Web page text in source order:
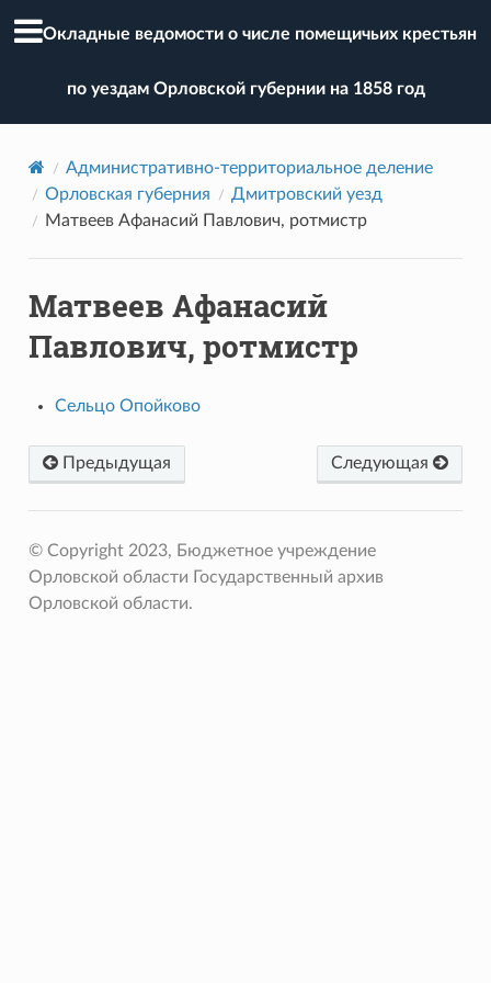
Окладные ведомости о числе помещичьих крестьян
по уездам Орловской губернии на 1858 год
Административно-территориальное деление
Орловская губерния
Дмитровский уезд
Матвеев Афанасий Павлович, ротмистр
Матвеев Афанасий
Павлович, ротмистр
Сельцо Опойково
Предыдущая Следующая
© Copyright 2023, Бюджетное учреждение
Орловской области Государственный архив
Орловской области.